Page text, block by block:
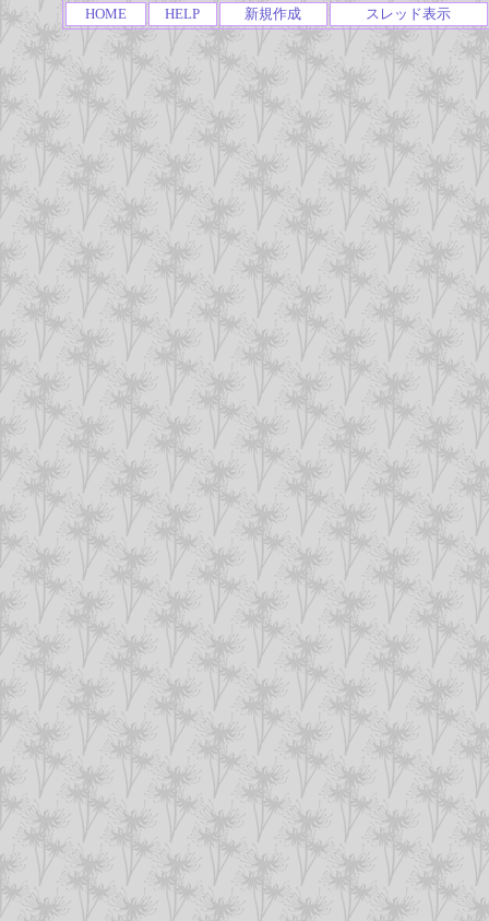
HOME HELP 新規作成 スレッド表示